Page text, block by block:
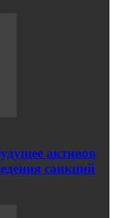
активов
санкций